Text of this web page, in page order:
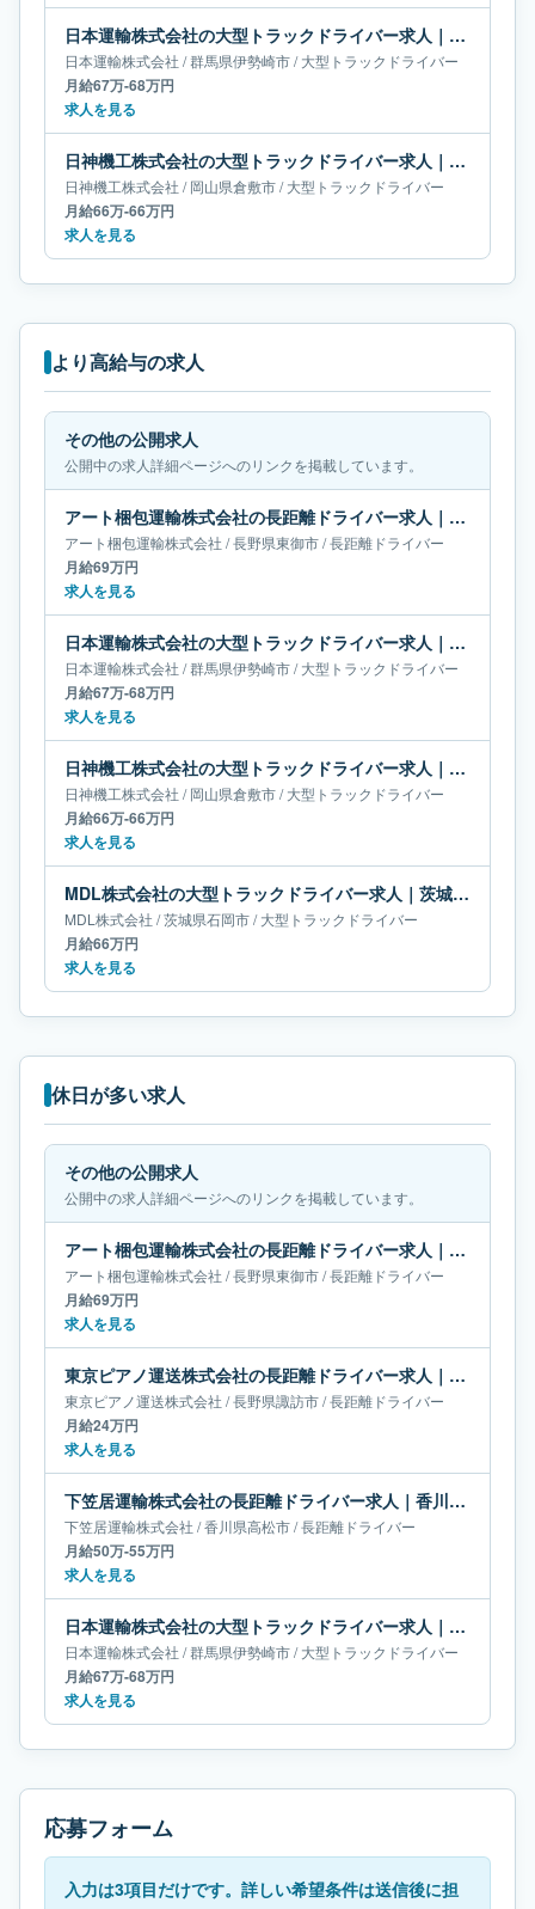
日本運輸株式会社の大型トラックドライバー求人｜群馬県伊勢崎市｜月給67万-68万円
日本運輸株式会社 /群馬県伊勢崎市/大型トラックドライバー
月給67万-68万円
求人を見る
日神機工株式会社の大型トラックドライバー求人｜岡山県倉敷市｜月給66万-66万円
日神機工株式会社 /岡山県倉敷市/大型トラックドライバー
月給66万-66万円
求人を見る
より高給与の求人
その他の公開求人
公開中の求人詳細ページへのリンクを掲載しています。
アート梱包運輸株式会社の長距離ドライバー求人｜長野県東御市｜月給69万円
アート梱包運輸株式会社 /長野県東御市/長距離ドライバー
月給69万円
求人を見る
日本運輸株式会社の大型トラックドライバー求人｜群馬県伊勢崎市｜月給67万-68万円
日本運輸株式会社 /群馬県伊勢崎市/大型トラックドライバー
月給67万-68万円
求人を見る
日神機工株式会社の大型トラックドライバー求人｜岡山県倉敷市｜月給66万-66万円
日神機工株式会社 /岡山県倉敷市/大型トラックドライバー
月給66万-66万円
求人を見る
MDL株式会社の大型トラックドライバー求人｜茨城県石岡市｜月給66万円
MDL株式会社 /茨城県石岡市/大型トラックドライバー
月給66万円
求人を見る
休日が多い求人
その他の公開求人
公開中の求人詳細ページへのリンクを掲載しています。
アート梱包運輸株式会社の長距離ドライバー求人｜長野県東御市｜月給69万円
アート梱包運輸株式会社 /長野県東御市/長距離ドライバー
月給69万円
求人を見る
東京ピアノ運送株式会社の長距離ドライバー求人｜長野県諏訪市｜月給24万円
東京ピアノ運送株式会社 /長野県諏訪市/長距離ドライバー
月給24万円
求人を見る
下笠居運輸株式会社の長距離ドライバー求人｜香川県高松市｜月給50万-55万円
下笠居運輸株式会社 /香川県高松市/長距離ドライバー
月給50万-55万円
求人を見る
日本運輸株式会社の大型トラックドライバー求人｜群馬県伊勢崎市｜月給67万-68万円
日本運輸株式会社 /群馬県伊勢崎市/大型トラックドライバー
月給67万-68万円
求人を見る
応募フォーム
入力は3項目だけです。詳しい希望条件は送信後に担